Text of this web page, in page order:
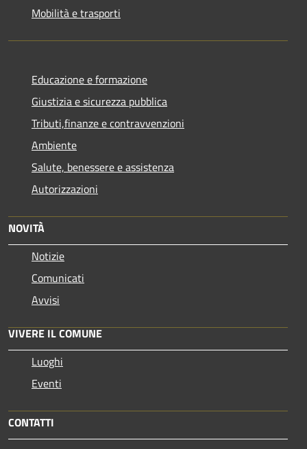
Mobilità e trasporti
Educazione e formazione
Giustizia e sicurezza pubblica
Tributi,finanze e contravvenzioni
Ambiente
Salute, benessere e assistenza
Autorizzazioni
NOVITÀ
Notizie
Comunicati
Avvisi
VIVERE IL COMUNE
Luoghi
Eventi
CONTATTI